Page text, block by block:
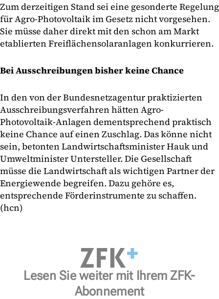
Zum derzeitigen Stand sei eine gesonderte Regelung
für Agro-Photovoltaik im Gesetz nicht vorgesehen.
Sie müsse daher direkt mit den schon am Markt
etablierten Freiflächensolaranlagen konkurrieren.
Bei Ausschreibungen bisher keine Chance
In den von der Bundesnetzagentur praktizierten
Ausschreibungsverfahren hätten Agro-
Photovoltaik-Anlagen dementsprechend praktisch
keine Chance auf einen Zuschlag. Das könne nicht
sein, betonten Landwirtschaftsminister Hauk und
Umweltminister Untersteller. Die Gesellschaft
müsse die Landwirtschaft als wichtigen Partner der
Energiewende begreifen. Dazu gehöre es,
entsprechende Förderinstrumente zu schaffen.
(hcn)
Lesen Sie weiter mit Ihrem ZFK-
Abonnement